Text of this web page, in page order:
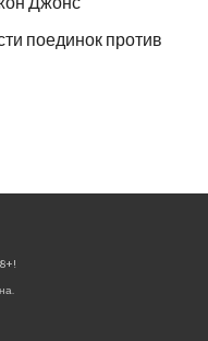
поединок против